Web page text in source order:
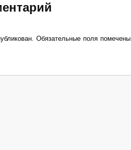
Обязательные поля помечены